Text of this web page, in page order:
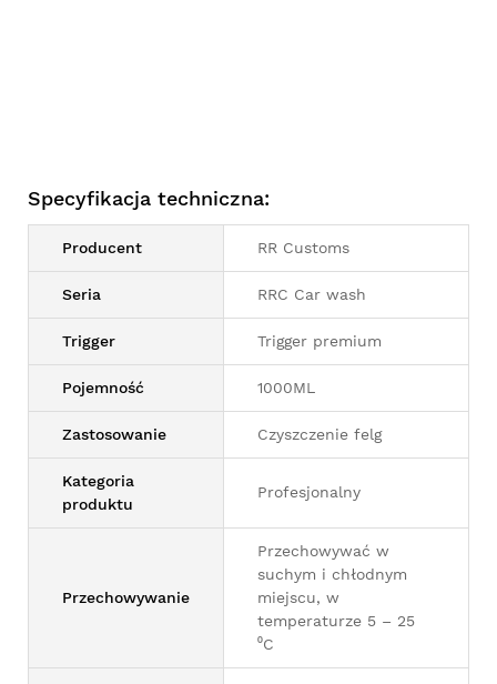
Specyfikacja techniczna:
Producent RR Customs
Seria RRC Car wash
Trigger Trigger premium
Pojemność 1000ML
Zastosowanie Czyszczenie felg
Kategoria
produktu
Profesjonalny
Przechowywanie
Przechowywać w
suchym i chłodnym
miejscu, w
temperaturze 5 – 25
⁰C